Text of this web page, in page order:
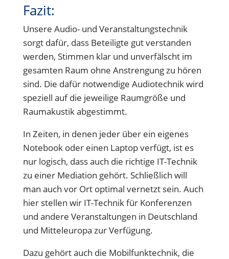
Fazit:
Unsere Audio- und Veranstaltungstechnik
sorgt dafür, dass Beteiligte gut verstanden
werden, Stimmen klar und unverfälscht im
gesamten Raum ohne Anstrengung zu hören
sind. Die dafür notwendige Audiotechnik wird
speziell auf die jeweilige Raumgröße und
Raumakustik abgestimmt.
In Zeiten, in denen jeder über ein eigenes
Notebook oder einen Laptop verfügt, ist es
nur logisch, dass auch die richtige IT-Technik
zu einer Mediation gehört. Schließlich will
man auch vor Ort optimal vernetzt sein. Auch
hier stellen wir IT-Technik für Konferenzen
und andere Veranstaltungen in Deutschland
und Mitteleuropa zur Verfügung.
Dazu gehört auch die Mobilfunktechnik, die